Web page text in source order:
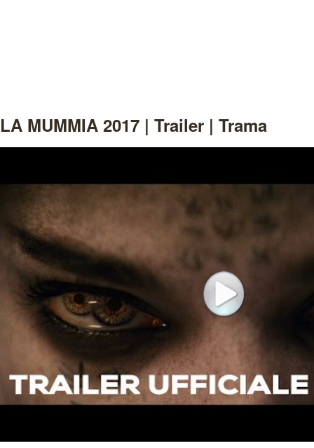
LA MUMMIA 2017 | Trailer | Trama